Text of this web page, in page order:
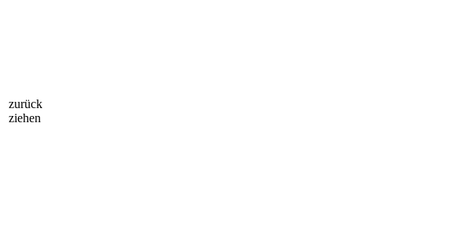
zurück
ziehen